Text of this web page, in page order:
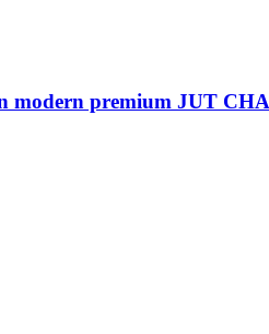
modern premium JUT